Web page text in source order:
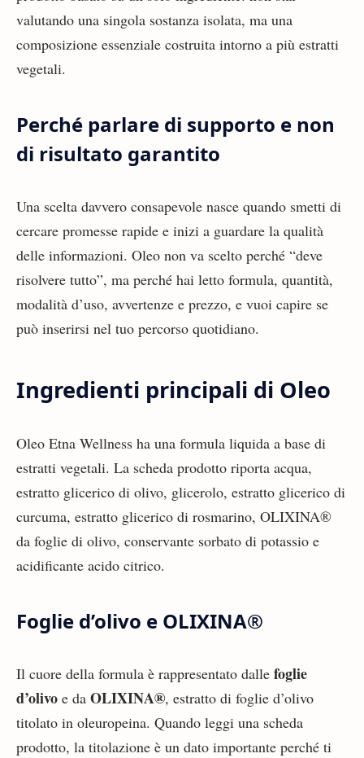
valutando una singola sostanza isolata, ma una
composizione essenziale costruita intorno a più estratti
vegetali.
Perché parlare di supporto e non
di risultato garantito
Una scelta davvero consapevole nasce quando smetti di
cercare promesse rapide e inizi a guardare la qualità
delle informazioni. Oleo non va scelto perché “deve
risolvere tutto”, ma perché hai letto formula, quantità,
modalità d’uso, avvertenze e prezzo, e vuoi capire se
può inserirsi nel tuo percorso quotidiano.
Ingredienti principali di Oleo
Oleo Etna Wellness ha una formula liquida a base di
estratti vegetali. La scheda prodotto riporta acqua,
estratto glicerico di olivo, glicerolo, estratto glicerico di
curcuma, estratto glicerico di rosmarino, OLIXINA®
da foglie di olivo, conservante sorbato di potassio e
acidificante acido citrico.
Foglie d’olivo e OLIXINA®
Il cuore della formula è rappresentato dalle foglie
d’olivo e da OLIXINA®, estratto di foglie d’olivo
titolato in oleuropeina. Quando leggi una scheda
prodotto, la titolazione è un dato importante perché ti